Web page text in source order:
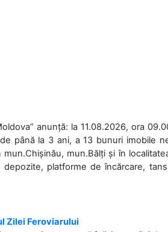
anunță: la 11.08.2026, ora
până la 3 ani, a 13 bunuri imobile
mun.Bălți și în
platforme de încărcare,
Zilei Feroviarului